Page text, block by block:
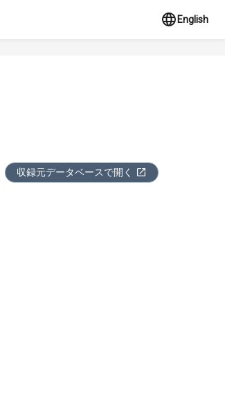
English
収録元データベースで開く